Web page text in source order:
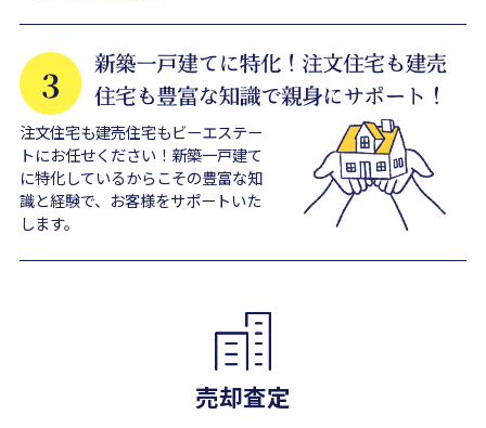
注文住宅も建売住宅もビーエステー
トにお任せください！新築一戸建て
に特化しているからこその豊富な知
識と経験で、お客様をサポートいた
します。
売却査定